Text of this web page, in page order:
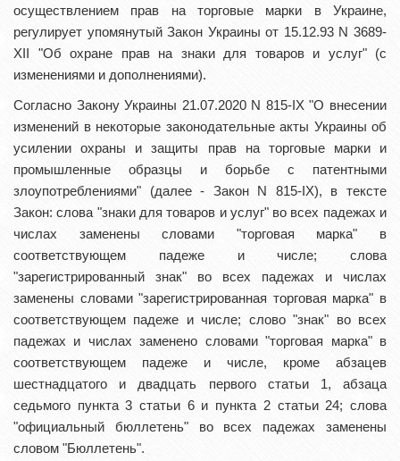
осуществлением прав на торговые марки в Украине,
регулирует упомянутый Закон Украины от 15.12.93 N 3689-
XII "Об охране прав на знаки для товаров и услуг" (с
изменениями и дополнениями).
Согласно Закону Украины 21.07.2020 N 815-IX "О внесении
изменений в некоторые законодательные акты Украины об
усилении охраны и защиты прав на торговые марки и
промышленные образцы и борьбе с патентными
злоупотреблениями" (далее - Закон N 815-IX), в тексте
Закон: слова "знаки для товаров и услуг" во всех падежах и
числах заменены словами "торговая марка" в
соответствующем падеже и числе; слова
"зарегистрированный знак" во всех падежах и числах
заменены словами "зарегистрированная торговая марка" в
соответствующем падеже и числе; слово "знак" во всех
падежах и числах заменено словами "торговая марка" в
соответствующем падеже и числе, кроме абзацев
шестнадцатого и двадцать первого статьи 1, абзаца
седьмого пункта 3 статьи 6 и пункта 2 статьи 24; слова
"официальный бюллетень" во всех падежах заменены
словом "Бюллетень".